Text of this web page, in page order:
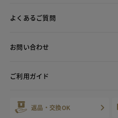
よくあるご質問
お問い合わせ
ご利用ガイド
返品・交換OK